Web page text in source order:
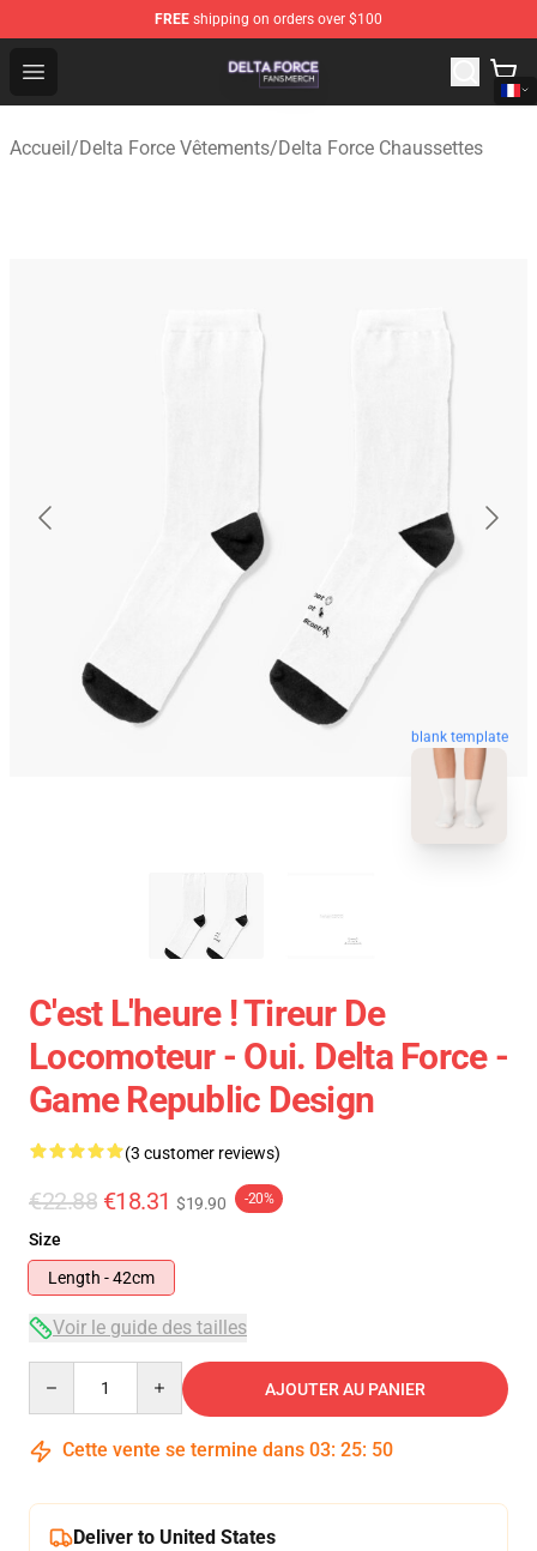
FREE shipping on orders over $100
Open menu
Delta Force Shop - Official Delta Force Merchandise
Accueil/Delta Force Vêtements/Delta Force Chaussettes
blank template
C'est L'heure ! Tireur De
Locomoteur - Oui. Delta Force -
Game Republic Design
(3 customer reviews)
€22.88 €18.31 $19.90 -20%
Size
Length - 42cm
Voir le guide des tailles
AJOUTER AU PANIER
Cette vente se termine dans 03: 25: 49
Deliver to United States